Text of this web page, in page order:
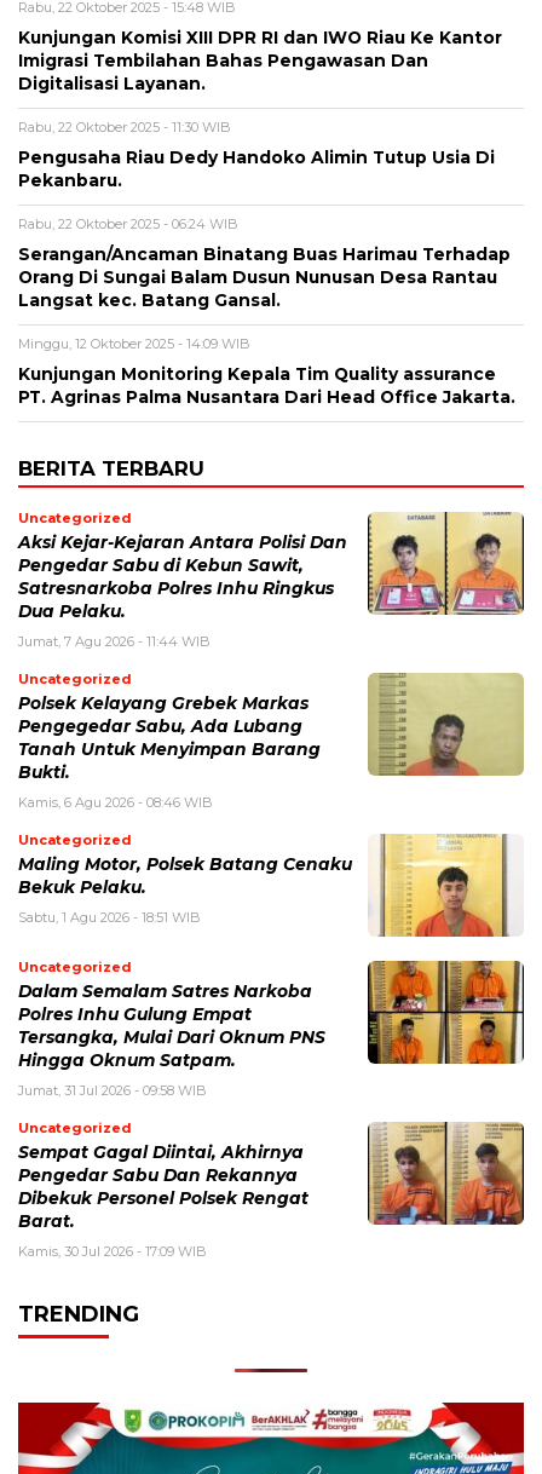
Rabu, 22 Oktober 2025 - 15:48 WIB
Kunjungan Komisi XIII DPR RI dan IWO Riau Ke Kantor
Imigrasi Tembilahan Bahas Pengawasan Dan
Digitalisasi Layanan.
Rabu, 22 Oktober 2025 - 11:30 WIB
Pengusaha Riau Dedy Handoko Alimin Tutup Usia Di
Pekanbaru.
Rabu, 22 Oktober 2025 - 06:24 WIB
Serangan/Ancaman Binatang Buas Harimau Terhadap
Orang Di Sungai Balam Dusun Nunusan Desa Rantau
Langsat kec. Batang Gansal.
Minggu, 12 Oktober 2025 - 14:09 WIB
Kunjungan Monitoring Kepala Tim Quality assurance
PT. Agrinas Palma Nusantara Dari Head Office Jakarta.
BERITA TERBARU
Uncategorized
Aksi Kejar-Kejaran Antara Polisi Dan
Pengedar Sabu di Kebun Sawit,
Satresnarkoba Polres Inhu Ringkus
Dua Pelaku.
Jumat, 7 Agu 2026 - 11:44 WIB
Uncategorized
Polsek Kelayang Grebek Markas
Pengegedar Sabu, Ada Lubang
Tanah Untuk Menyimpan Barang
Bukti.
Kamis, 6 Agu 2026 - 08:46 WIB
Uncategorized
Maling Motor, Polsek Batang Cenaku
Bekuk Pelaku.
Sabtu, 1 Agu 2026 - 18:51 WIB
Uncategorized
Dalam Semalam Satres Narkoba
Polres Inhu Gulung Empat
Tersangka, Mulai Dari Oknum PNS
Hingga Oknum Satpam.
Jumat, 31 Jul 2026 - 09:58 WIB
Uncategorized
Sempat Gagal Diintai, Akhirnya
Pengedar Sabu Dan Rekannya
Dibekuk Personel Polsek Rengat
Barat.
Kamis, 30 Jul 2026 - 17:09 WIB
TRENDING